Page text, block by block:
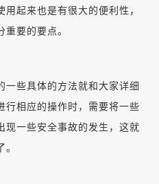
起来也是有很大的便利性，
要的要点。
些具体的方法就和大家详细
行相应的操作时，需要将一些
现一些安全事故的发生，这就